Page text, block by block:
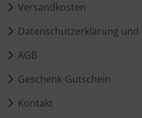
Versandkosten
Datenschutzerklärung und
AGB
Geschenk-Gutschein
Kontakt